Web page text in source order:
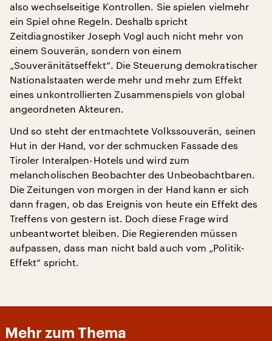
also wechselseitige Kontrollen. Sie spielen vielmehr
ein Spiel ohne Regeln. Deshalb spricht
Zeitdiagnostiker Joseph Vogl auch nicht mehr von
einem Souverän, sondern von einem
„Souveränitätseffekt“. Die Steuerung demokratischer
Nationalstaaten werde mehr und mehr zum Effekt
eines unkontrollierten Zusammenspiels von global
angeordneten Akteuren.
Und so steht der entmachtete Volkssouverän, seinen
Hut in der Hand, vor der schmucken Fassade des
Tiroler Interalpen-Hotels und wird zum
melancholischen Beobachter des Unbeobachtbaren.
Die Zeitungen von morgen in der Hand kann er sich
dann fragen, ob das Ereignis von heute ein Effekt des
Treffens von gestern ist. Doch diese Frage wird
unbeantwortet bleiben. Die Regierenden müssen
aufpassen, dass man nicht bald auch vom „Politik-
Effekt“ spricht.
Mehr zum Thema